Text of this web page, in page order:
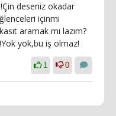
deseniz okadar
içinmi
aramak mı lazım?
yok,bu iş olmaz!
1 0